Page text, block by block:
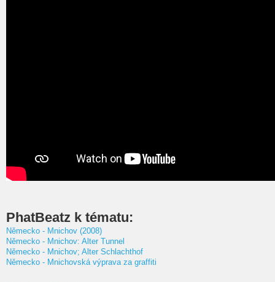
PhatBeatz k tématu:
Německo - Mnichov (2008)
Německo - Mnichov: Alter Tunnel
Německo - Mnichov; Alter Schlachthof
Německo - Mnichovská výprava za graffiti